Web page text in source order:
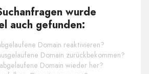
wurde
auch gefunden:
Domain reaktivieren?
Domain zurückbekommen?
Domain wieder her?